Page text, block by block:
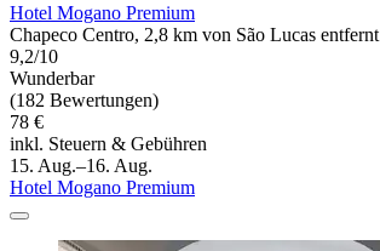
Hotel Mogano Premium
Chapeco Centro, 2,8 km von São Lucas entfernt
9,2/10
Wunderbar
(182 Bewertungen)
78 €
inkl. Steuern & Gebühren
15. Aug.–16. Aug.
Hotel Mogano Premium